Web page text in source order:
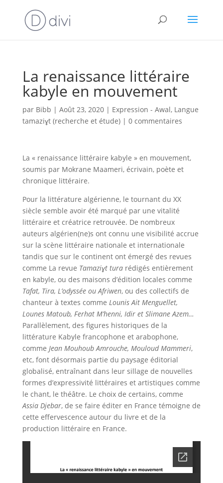
La renaissance littéraire
kabyle en mouvement
par Bibb | Août 23, 2020| Expression - Awal, Langue
tamaziɣt (recherche et étude)| 0 commentaires
La « renaissance littéraire kabyle » en mouvement,
soumis par Mokrane Maameri, écrivain, poète et
chronique littéraire.
Pour la littérature algérienne, le tournant du XX
siècle semble avoir été marqué par une vitalité
littéraire et créatrice retrouvée. De nombreux
auteurs algérien(ne)s ont connu une visibilité accrue
sur la scène littéraire nationale et internationale
tandis que sur le continent ont émergé des revues
comme La revue Tamaziɣt turarédigés entièrement
en kabyle, ou des maisons d’édition locales comme
Tafat, Tira, L’odyssée ou Afriwen, ou des collectifs de
chanteur à textes comme Lounis Ait Menguellet,
Lounes Matoub, Ferhat M’henni, Idir et Slimane Azem…
Parallèlement, des figures historiques de la
littérature Kabyle francophone et arabophone,
comme Jean Mouhoub Amrouche, Mouloud Mammeri,
etc, font désormais partie du paysage éditorial
globalisé, entraînant dans leur sillage de nouvelles
formes d’expressivité littéraires et artistiques comme
le chant, le théâtre. Le choix de certains, comme
Assia Djebar, de se faire éditer en France témoigne de
cette effervescence autour du livre et de la
production littéraire en France.